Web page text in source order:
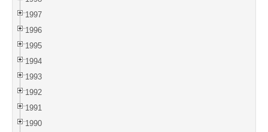
1997
1996
1995
1994
1993
1992
1991
1990